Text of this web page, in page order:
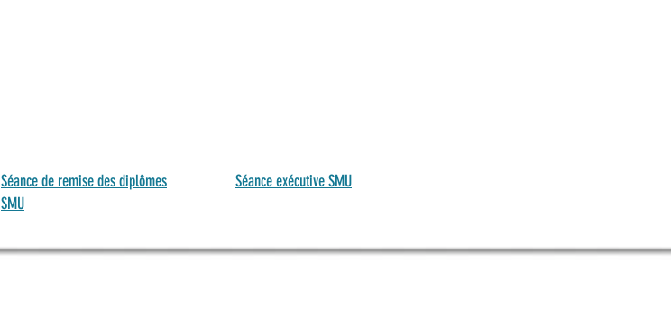
Séance de remise des diplômes
SMU
Séance exécutive SMU